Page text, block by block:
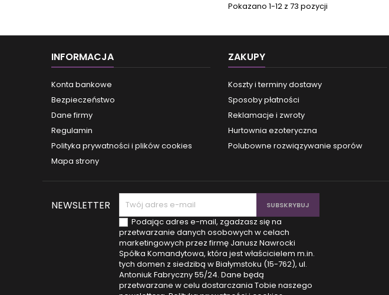
Pokazano 1-12 z 73 pozycji
INFORMACJA
Konta bankowe
Bezpieczeństwo
Dane firmy
Regulamin
Polityka prywatności i plików cookies
Mapa strony
ZAKUPY
Koszty i terminy dostawy
Sposoby płatności
Reklamacje i zwroty
Hurtownia ezoteryczna
Polubowne rozwiązywanie sporów
NEWSLETTER
Podając adres e-mail, zgadzasz się na
przetwarzanie danych osobowych w celach
marketingowych przez firmę Janusz Nawrocki
Spółka Komandytowa, która jest właścicielem m.in.
tych domen z siedzibą w Białymstoku (15-762), ul.
Antoniuk Fabryczny 55/24. Dane będą
przetwarzane w celu dostarczania Tobie naszego